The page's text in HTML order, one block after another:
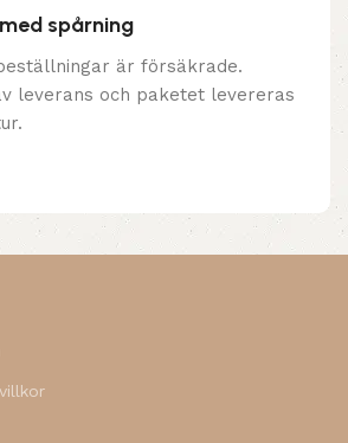
spårning
är försäkrade.
leverans och paketet levereras